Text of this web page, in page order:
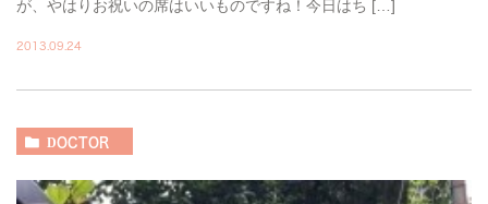
が、やはりお祝いの席はいいものですね！今日はち […]
2013.09.24
DOCTOR